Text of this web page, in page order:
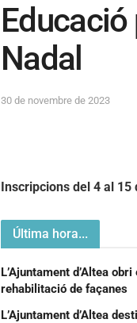
Educació
Nadal
30 de novembre de 2023
Inscripcions del 4 al 15
Última hora...
L’Ajuntament d’Altea
rehabilitació de façanes
L’Ajuntament d’Altea